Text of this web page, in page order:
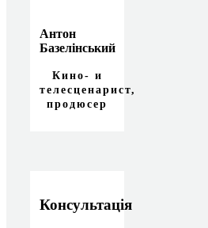
Антон
Базелінський
Кино- и
телесценарист,
продюсер
Консультація